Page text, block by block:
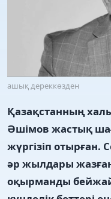
ашық дереккөзден
Қазақстанның
Әшімов жастық
жүргізіп отырған.
әр жылдары
оқырманды